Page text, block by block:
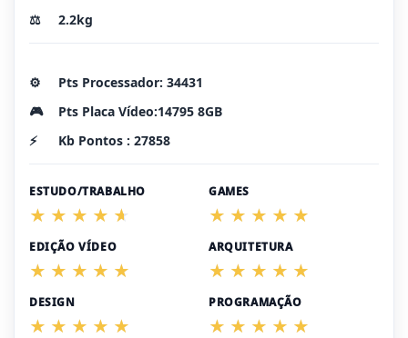
⚖️
2.2kg
⚙️
Pts Processador: 34431
🎮
Pts Placa Vídeo:14795 8GB
⚡
Kb Pontos : 27858
ESTUDO/TRABALHO GAMES
EDIÇÃO VÍDEO ARQUITETURA
DESIGN PROGRAMAÇÃO